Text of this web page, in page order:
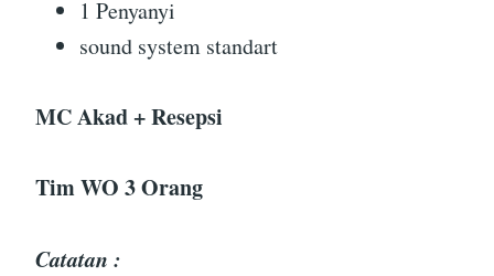
1 Penyanyi
sound system standart
MC Akad + Resepsi
Tim WO 3 Orang
Catatan :